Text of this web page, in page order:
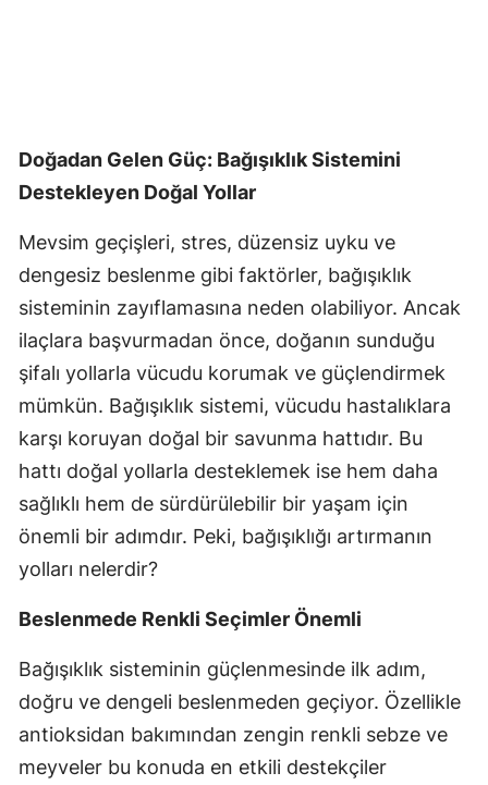
Doğadan Gelen Güç: Bağışıklık Sistemini
Destekleyen Doğal Yollar
Mevsim geçişleri, stres, düzensiz uyku ve
dengesiz beslenme gibi faktörler, bağışıklık
sisteminin zayıflamasına neden olabiliyor. Ancak
ilaçlara başvurmadan önce, doğanın sunduğu
şifalı yollarla vücudu korumak ve güçlendirmek
mümkün. Bağışıklık sistemi, vücudu hastalıklara
karşı koruyan doğal bir savunma hattıdır. Bu
hattı doğal yollarla desteklemek ise hem daha
sağlıklı hem de sürdürülebilir bir yaşam için
önemli bir adımdır. Peki, bağışıklığı artırmanın
yolları nelerdir?
Beslenmede Renkli Seçimler Önemli
Bağışıklık sisteminin güçlenmesinde ilk adım,
doğru ve dengeli beslenmeden geçiyor. Özellikle
antioksidan bakımından zengin renkli sebze ve
meyveler bu konuda en etkili destekçiler